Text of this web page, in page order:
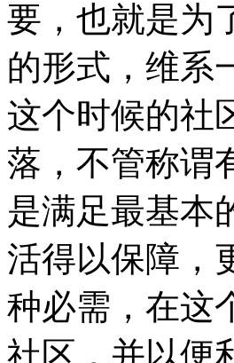
要，也就是为
的形式，维系
这个时候的社
落，不管称谓
是满足最基本
活得以保障，
种必需，在这
社区，并以便